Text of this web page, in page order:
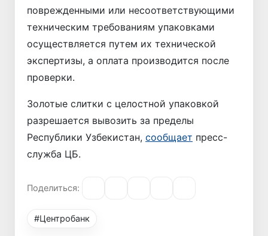
поврежденными или несоответствующими
техническим требованиям упаковками
осуществляется путем их технической
экспертизы, а оплата производится после
проверки.
Золотые слитки с целостной упаковкой
разрешается вывозить за пределы
Республики Узбекистан, сообщает пресс-
служба ЦБ.
Поделиться:
#Центробанк